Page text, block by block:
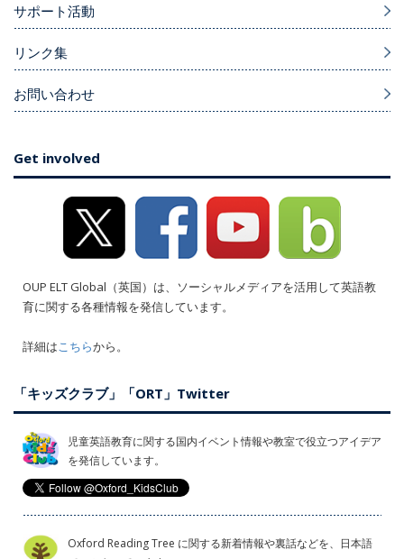
サポート活動
リンク集
お問い合わせ
Get involved
OUP ELT Global（英国）は、ソーシャルメディアを活用して英語教
育に関する各種情報を発信しています。
詳細はこちらから。
「キッズクラブ」「ORT」Twitter
児童英語教育に関する国内イベント情報や教室で役立つアイデア
を発信しています。
Oxford Reading Tree に関する新着情報や裏話などを、日本語